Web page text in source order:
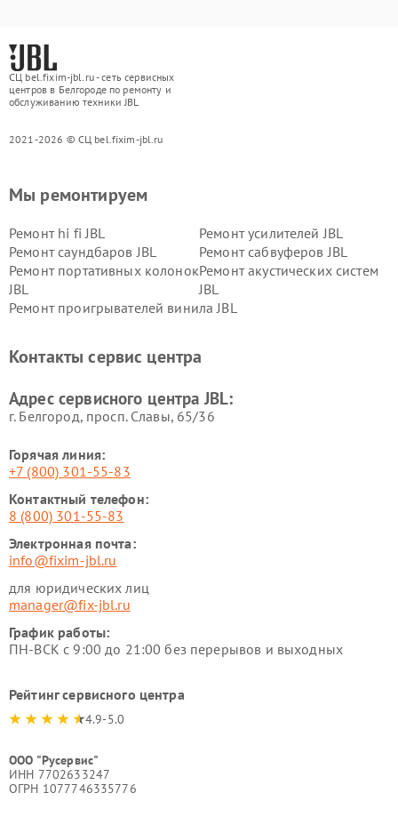
СЦ bel.fixim-jbl.ru - сеть сервисных
центров в Белгороде по ремонту и
обслуживанию техники JBL
2021-2026 © СЦ bel.fixim-jbl.ru
Мы ремонтируем
Ремонт hi fi JBL
Ремонт усилителей JBL
Ремонт саундбаров JBL
Ремонт сабвуферов JBL
Ремонт портативных колонок
JBL
Ремонт акустических систем
JBL
Ремонт проигрывателей винила JBL
Контакты сервис центра
Адрес сервисного центра JBL:
г. Белгород, просп. Славы, 65/36
Горячая линия:
+7 (800) 301-55-83
Контактный телефон:
8 (800) 301-55-83
Электронная почта:
info@fixim-jbl.ru
для юридических лиц
manager@fix-jbl.ru
График работы:
ПН-ВСК с 9:00 до 21:00 без перерывов и выходных
Рейтинг сервисного центра
4.9-5.0
ООО "Русервис"
ИНН 7702633247
ОГРН 1077746335776